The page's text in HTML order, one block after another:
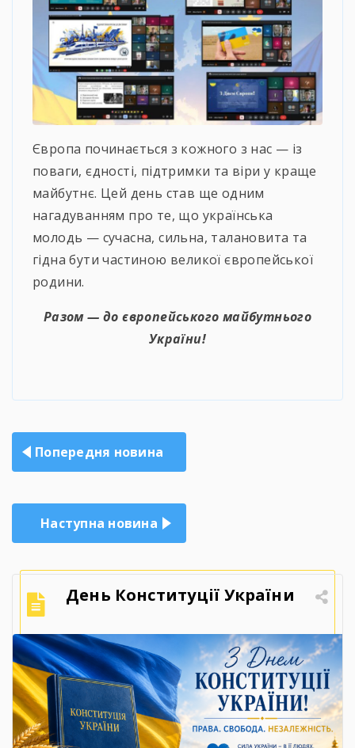
Європа починається з кожного з нас — із
поваги, єдності, підтримки та віри у краще
майбутнє. Цей день став ще одним
нагадуванням про те, що українська
молодь — сучасна, сильна, талановита та
гідна бути частиною великої європейської
родини.
Разом — до європейського майбутнього
України!
Навігація
записів
Попередня новина
Наступна новина
День Конституції України